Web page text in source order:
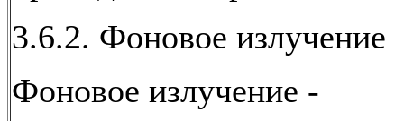
3.6.2. Фоновое излучение
Фоновое излучение -